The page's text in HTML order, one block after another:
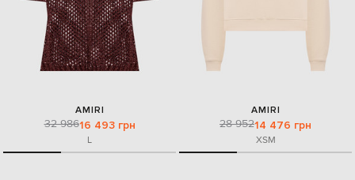
AMIRI
32 98616 493 грн
L
AMIRI
28 95214 476 грн
XSM